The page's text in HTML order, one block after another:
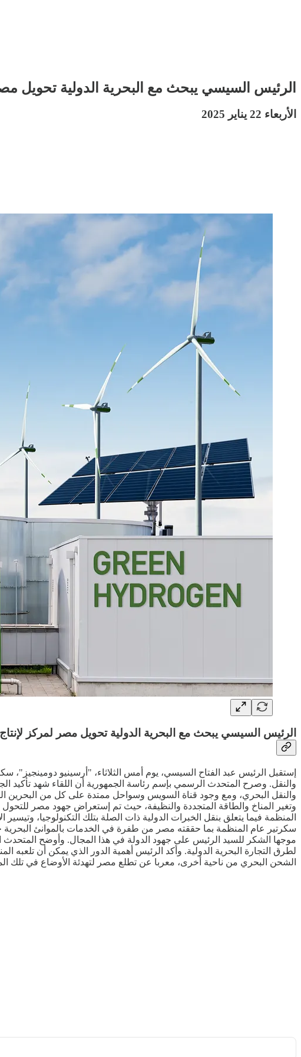
الرئيس السيسي يبحث مع البحرية الدولية تحويل
الأربعاء 22 يناير 2025
الرئيس السيسي يبحث مع البحرية الدولية تحويل مصر لمركز
إستقبل الرئيس عبد الفتاح السيسي، يوم أمس الثلاثاء، "أرسينيو دومينجيز"،
والنقل. وصرح المتحدث الرسمي بإسم رئاسة الجمهورية أن اللقاء شهد
والنقل البحري، ومع وجود قناة السويس وسواحل ممتدة على كل من البحرين
وتغير المناخ والطاقة المتجددة والنظيفة، حيث تم إستعراض جهود مصر
المنظمة فيما يتعلق بنقل الخبرات الدولية ذات الصلة بتلك التكنولوجيا،
سكرتير عام المنظمة بما حققته مصر من طفرة في الخدمات بالموانئ البحرية
موجها الشكر للسيد الرئيس على جهود الدولة في هذا المجال. وأوضح المتحدث
لطرق التجارة البحرية الدولية. وأكد الرئيس أهمية الدور الذي يمكن أن تلعبه
الشحن البحري من ناحية أخرى، معربا عن تطلع مصر لتهدئة الأوضاع في تلك